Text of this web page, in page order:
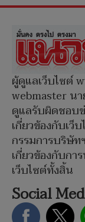
ผู้ดูแลเว็บไซต์
webmaster น
ดูแลรับผิดชอบ
เกี่ยวข้องกับเว็
กรรมการบริษัท
เกี่ยวข้องกับกา
เว็บไซต์ทั้งสิ้น
Social